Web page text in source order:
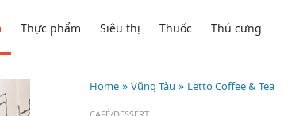
Thực phẩm Siêu thị Thuốc Thú cưng
Home Vũng Tàu Letto Coffee & Tea